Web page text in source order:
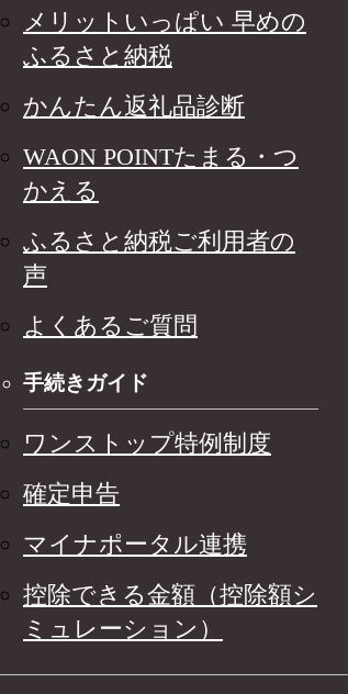
メリットいっぱい 早めの
ふるさと納税
かんたん返礼品診断
WAON POINTたまる・つ
かえる
ふるさと納税ご利用者の
声
よくあるご質問
手続きガイド
ワンストップ特例制度
確定申告
マイナポータル連携
控除できる金額（控除額シ
ミュレーション）